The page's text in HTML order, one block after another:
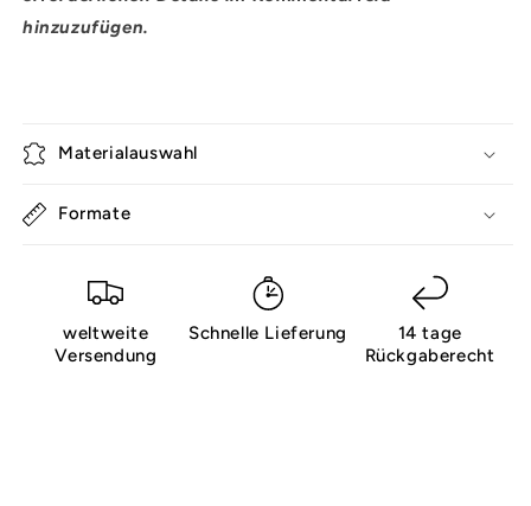
hinzuzufügen.
Materialauswahl
Formate
weltweite
Versendung
Schnelle Lieferung
14 tage
Rückgaberecht